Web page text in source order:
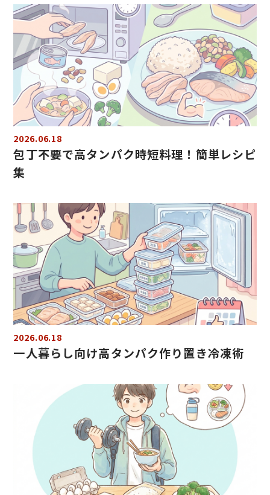
2026.06.18
包丁不要で高タンパク時短料理！簡単レシピ
集
2026.06.18
一人暮らし向け高タンパク作り置き冷凍術